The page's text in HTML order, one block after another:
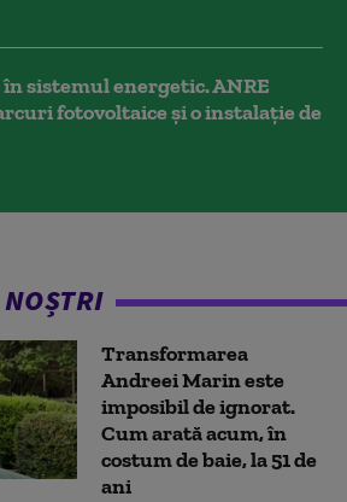
sistemul energetic. ANRE
fotovoltaice și o instalație de
Transformarea
Andreei Marin este
imposibil de ignorat.
Cum arată acum, în
costum de baie, la 51 de
ani